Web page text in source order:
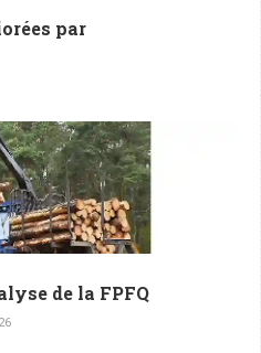
par
de la FPFQ